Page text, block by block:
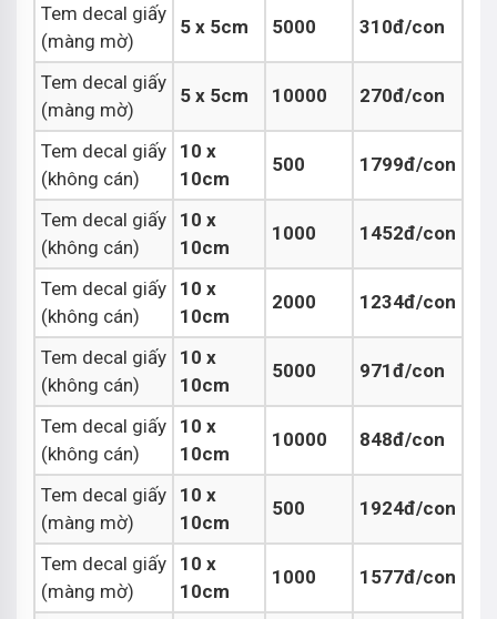
Tem decal giấy
(màng mờ)
5 x 5cm 5000 310đ/con
Tem decal giấy
(màng mờ)
5 x 5cm 10000 270đ/con
Tem decal giấy
(không cán)
10 x
10cm
500 1799đ/con
Tem decal giấy
(không cán)
10 x
10cm
1000 1452đ/con
Tem decal giấy
(không cán)
10 x
10cm
2000 1234đ/con
Tem decal giấy
(không cán)
10 x
10cm
5000 971đ/con
Tem decal giấy
(không cán)
10 x
10cm
10000 848đ/con
Tem decal giấy
(màng mờ)
10 x
10cm
500 1924đ/con
Tem decal giấy
(màng mờ)
10 x
10cm
1000 1577đ/con